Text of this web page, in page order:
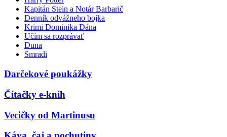
Kapitán Stein a Notár Barbarič
Denník odvážneho bojka
Krimi Dominika Dána
Učím sa rozprávať
Duna
Smradi
Darčekové poukážky
Čítačky e-kníh
Vecičky od Martinusu